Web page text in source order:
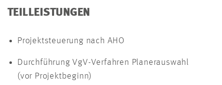
TEILLEISTUNGEN
Projektsteuerung nach AHO
Durchführung VgV-Verfahren Planerauswahl
(vor Projektbeginn)